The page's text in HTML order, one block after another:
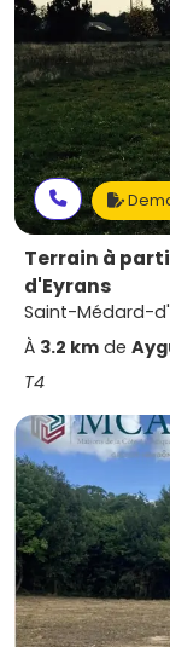
Terrain à
d'Eyrans
Saint-Médard-
À 3.2 km de
T4